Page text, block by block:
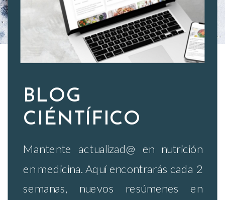
Mantente actualizad@ en nutrición
en medicina. Aquí encontrarás cada 2
semanas, nuevos resúmenes en
BLOG
CIÉNTÍFICO